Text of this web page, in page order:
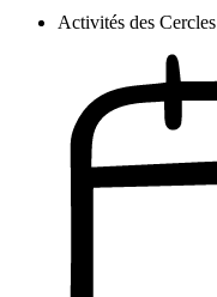
Activités des Cercles